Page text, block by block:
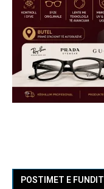
POSTIMET E FUNDIT